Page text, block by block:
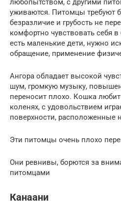
любопытством, с другими
уживаются. Питомцы требуют
безразличие и грубость не
комфортно чувствовать себя
есть маленькие дети, нужно
обращение, применение
Ангора обладает высокой
шум, громкую музыку,
переносит плохо. Кошка любит
коленях, с удовольствием
поверхности, расположенные
Эти питомцы очень плохо
Они ревнивы, борются за
питомцами
Канаани